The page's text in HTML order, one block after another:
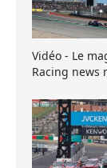
Vidéo - Le
Racing news